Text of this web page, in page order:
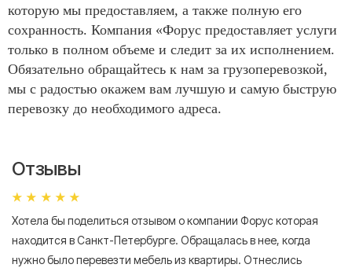
которую мы предоставляем, а также полную его
сохранность. Компания «Форус предоставляет услуги
только в полном объеме и следит за их исполнением.
Обязательно обращайтесь к нам за грузоперевозкой,
мы с радостью окажем вам лучшую и самую быструю
перевозку до необходимого адреса.
Отзывы
Хотела бы поделиться отзывом о компании Форус которая
находится в Санкт-Петербурге. Обращалась в нее, когда
нужно было перевезти мебель из квартиры. Отнеслись